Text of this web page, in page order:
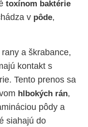
toxínom baktérie
v pôde,
a škrabance,
kontakt s
Tento prenos sa
hlbokých rán,
pôdy a
siahajú do